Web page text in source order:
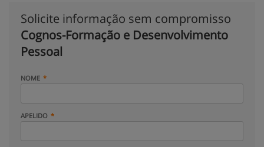
Solicite informação sem compromisso
Cognos-Formação e Desenvolvimento
Pessoal
NOME
APELIDO